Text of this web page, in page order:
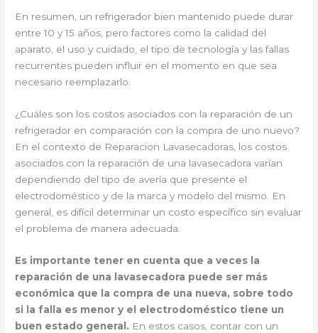
En resumen, un refrigerador bien mantenido puede durar
entre 10 y 15 años, pero factores como la calidad del
aparato, el uso y cuidado, el tipo de tecnología y las fallas
recurrentes pueden influir en el momento en que sea
necesario reemplazarlo.
¿Cuáles son los costos asociados con la reparación de un
refrigerador en comparación con la compra de uno nuevo?
En el contexto de Reparacion Lavasecadoras, los costos
asociados con la reparación de una lavasecadora varían
dependiendo del tipo de avería que presente el
electrodoméstico y de la marca y modelo del mismo. En
general, es difícil determinar un costo específico sin evaluar
el problema de manera adecuada.
Es importante tener en cuenta que a veces la
reparación de una lavasecadora puede ser más
económica que la compra de una nueva, sobre todo
si la falla es menor y el electrodoméstico tiene un
buen estado general. En estos casos, contar con un